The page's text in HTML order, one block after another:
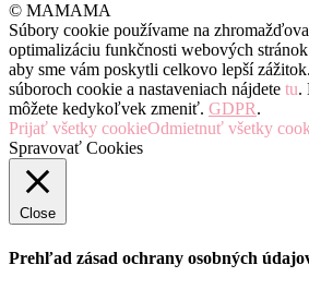
© MAMAMA
Súbory cookie používame na
optimalizáciu funkčnosti webových
aby sme vám poskytli celkovo lepší
súboroch cookie a nastaveniach nájdete tu.
môžete kedykoľvek zmeniť. GDPR.
Prijať všetky cookieOdmietnuť všetky
Spravovať Cookies
Close
Prehľad zásad ochrany osobných